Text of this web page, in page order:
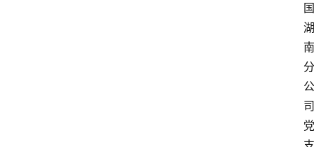
国
湖
南
分
公
司
党